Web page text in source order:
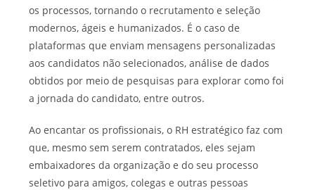
os processos, tornando o recrutamento e seleção
modernos, ágeis e humanizados. É o caso de
plataformas que enviam mensagens personalizadas
aos candidatos não selecionados, análise de dados
obtidos por meio de pesquisas para explorar como foi
a jornada do candidato, entre outros.
Ao encantar os profissionais, o RH estratégico faz com
que, mesmo sem serem contratados, eles sejam
embaixadores da organização e do seu processo
seletivo para amigos, colegas e outras pessoas